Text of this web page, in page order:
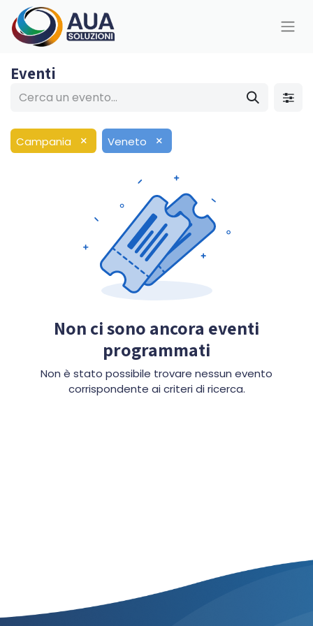
Eventi
Campania × Veneto ×
Non ci sono ancora eventi
programmati
Non è stato possibile trovare nessun evento
corrispondente ai criteri di ricerca.